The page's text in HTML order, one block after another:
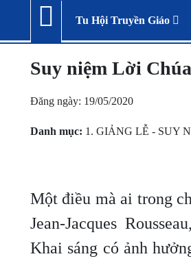
Tu Hội Truyền Giáo
Suy niệm Lời
Đăng ngày: 19/05/2020
Danh mục: 1. GIẢNG LỄ - SUY
Một điều mà ai trong
Jean-Jacques
Khai sáng có ảnh